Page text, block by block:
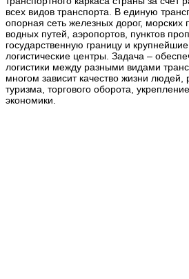
всех видов транспорта. В единую
опорная сеть железных дорог, морских
водных путей, аэропортов, пунктов
государственную границу и
логистические центры. Задача –
логистики между разными видами
многом зависит качество жизни людей,
туризма, торгового оборота,
экономики.